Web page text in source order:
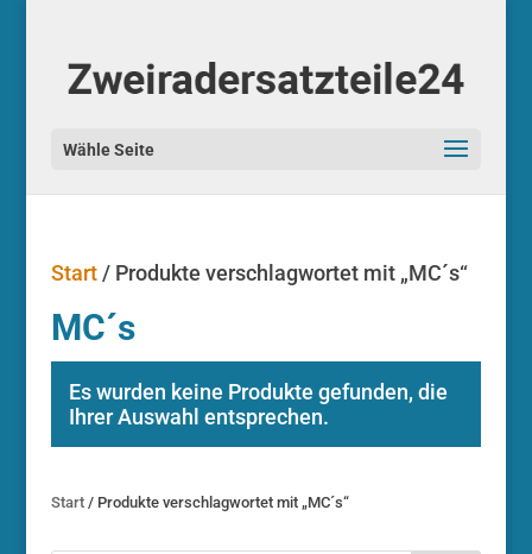
Start/ Produkte verschlagwortet mit „MC´s“
MC´s
Es wurden keine Produkte gefunden, die
Ihrer Auswahl entsprechen.
Start/ Produkte verschlagwortet mit „MC´s“